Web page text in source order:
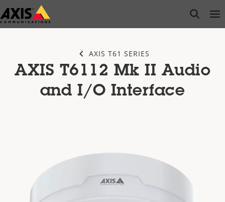
Saltar
al
open
AXIS T61 SERIES
AXIS T6112 Mk II Audio
and I/O Interface